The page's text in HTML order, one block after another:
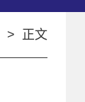
> 正文